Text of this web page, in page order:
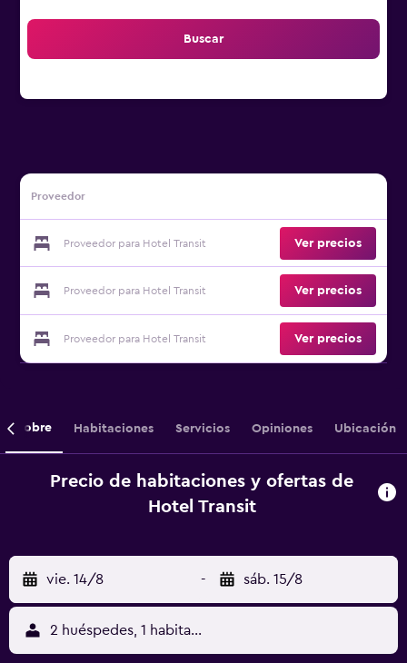
Buscar
Proveedor
Proveedor para Hotel Transit Ver precios
Proveedor para Hotel Transit Ver precios
Proveedor para Hotel Transit Ver precios
Sobre Habitaciones Servicios Opiniones Ubicación
Precio de habitaciones y ofertas de
Hotel Transit
vie. 14/8 - sáb. 15/8
2 huéspedes, 1 habitación